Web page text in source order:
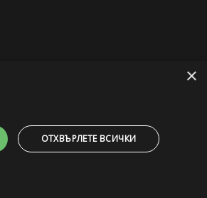
×
ОТХВЪРЛЕТЕ ВСИЧКИ